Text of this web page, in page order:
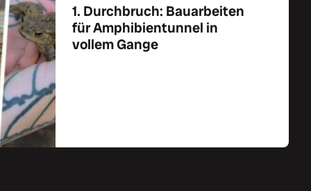
1. Durchbruch: Bauarbeiten
für Amphibientunnel in
vollem Gange